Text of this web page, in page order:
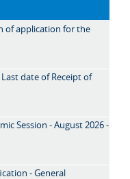
of application for the
date of Receipt of
Session - August 2026 -
- General